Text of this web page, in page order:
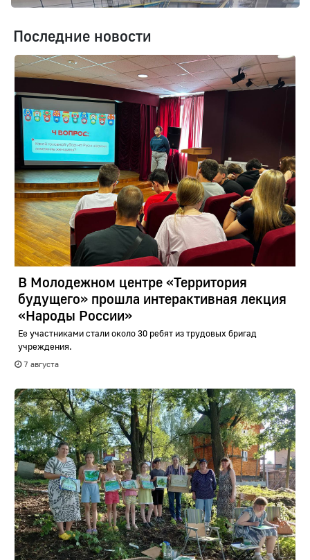
Последние новости
В Молодежном центре «Территория
будущего» прошла интерактивная лекция
«Народы России»
Ее участниками стали около 30 ребят из трудовых бригад
учреждения.
7 августа